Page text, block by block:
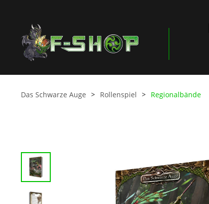
Das Schwarze Auge Rollenspiel Regionalbände